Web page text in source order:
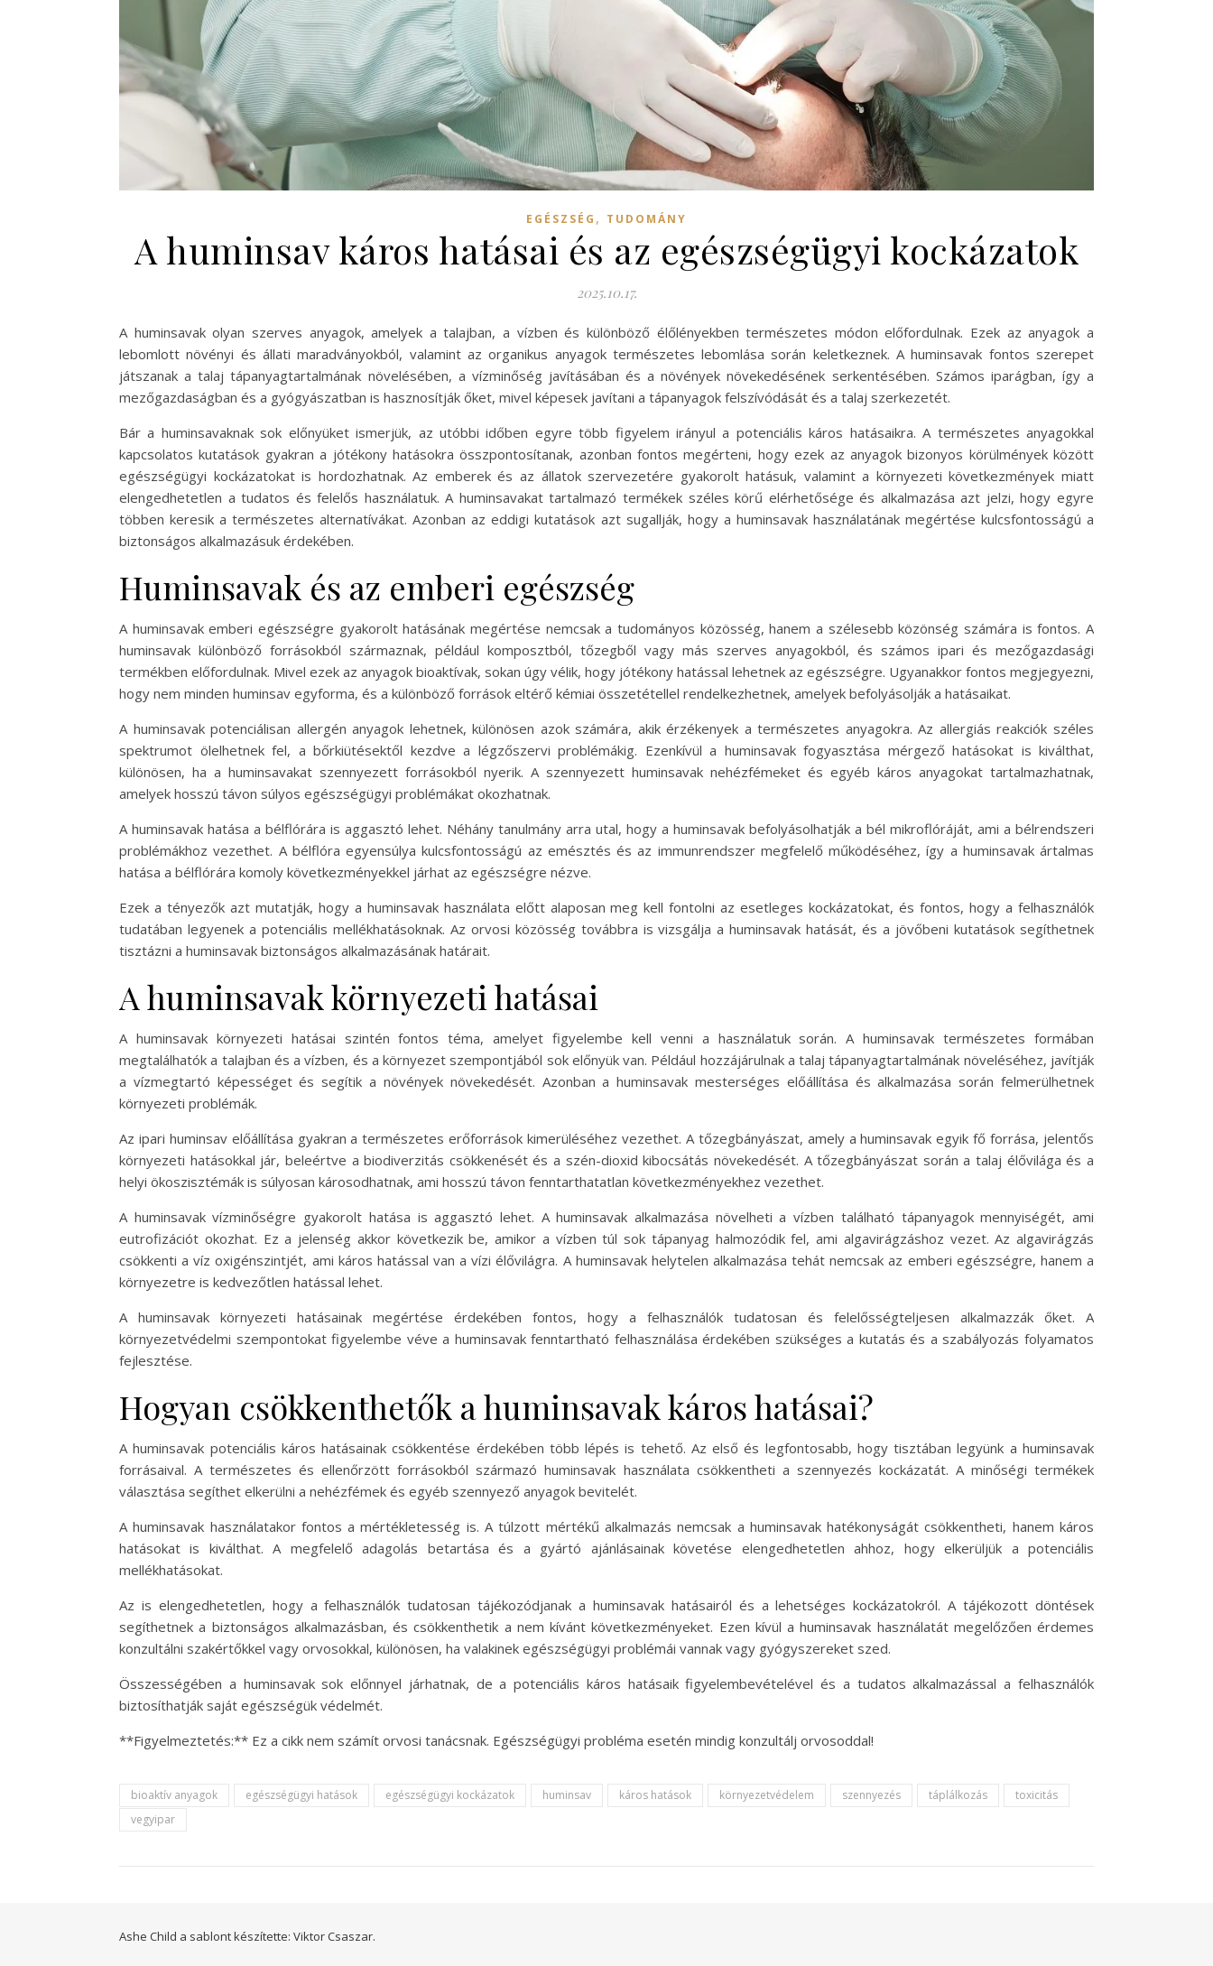
EGÉSZSÉG , TUDOMÁNY
A huminsav káros hatásai és az egészségügyi kockázatok
2025.10.17.
A huminsavak olyan szerves anyagok, amelyek a talajban, a vízben és különböző élőlényekben természetes módon előfordulnak. Ezek az anyagok a
lebomlott növényi és állati maradványokból, valamint az organikus anyagok természetes lebomlása során keletkeznek. A huminsavak fontos szerepet
játszanak a talaj tápanyagtartalmának növelésében, a vízminőség javításában és a növények növekedésének serkentésében. Számos iparágban, így a
mezőgazdaságban és a gyógyászatban is hasznosítják őket, mivel képesek javítani a tápanyagok felszívódását és a talaj szerkezetét.
Bár a huminsavaknak sok előnyüket ismerjük, az utóbbi időben egyre több figyelem irányul a potenciális káros hatásaikra. A természetes anyagokkal
kapcsolatos kutatások gyakran a jótékony hatásokra összpontosítanak, azonban fontos megérteni, hogy ezek az anyagok bizonyos körülmények között
egészségügyi kockázatokat is hordozhatnak. Az emberek és az állatok szervezetére gyakorolt hatásuk, valamint a környezeti következmények miatt
elengedhetetlen a tudatos és felelős használatuk. A huminsavakat tartalmazó termékek széles körű elérhetősége és alkalmazása azt jelzi, hogy egyre
többen keresik a természetes alternatívákat. Azonban az eddigi kutatások azt sugallják, hogy a huminsavak használatának megértése kulcsfontosságú a
biztonságos alkalmazásuk érdekében.
Huminsavak és az emberi egészség
A huminsavak emberi egészségre gyakorolt hatásának megértése nemcsak a tudományos közösség, hanem a szélesebb közönség számára is fontos. A
huminsavak különböző forrásokból származnak, például komposztból, tőzegből vagy más szerves anyagokból, és számos ipari és mezőgazdasági
termékben előfordulnak. Mivel ezek az anyagok bioaktívak, sokan úgy vélik, hogy jótékony hatással lehetnek az egészségre. Ugyanakkor fontos megjegyezni,
hogy nem minden huminsav egyforma, és a különböző források eltérő kémiai összetétellel rendelkezhetnek, amelyek befolyásolják a hatásaikat.
A huminsavak potenciálisan allergén anyagok lehetnek, különösen azok számára, akik érzékenyek a természetes anyagokra. Az allergiás reakciók széles
spektrumot ölelhetnek fel, a bőrkiütésektől kezdve a légzőszervi problémákig. Ezenkívül a huminsavak fogyasztása mérgező hatásokat is kiválthat,
különösen, ha a huminsavakat szennyezett forrásokból nyerik. A szennyezett huminsavak nehézfémeket és egyéb káros anyagokat tartalmazhatnak,
amelyek hosszú távon súlyos egészségügyi problémákat okozhatnak.
A huminsavak hatása a bélflórára is aggasztó lehet. Néhány tanulmány arra utal, hogy a huminsavak befolyásolhatják a bél mikroflóráját, ami a bélrendszeri
problémákhoz vezethet. A bélflóra egyensúlya kulcsfontosságú az emésztés és az immunrendszer megfelelő működéséhez, így a huminsavak ártalmas
hatása a bélflórára komoly következményekkel járhat az egészségre nézve.
Ezek a tényezők azt mutatják, hogy a huminsavak használata előtt alaposan meg kell fontolni az esetleges kockázatokat, és fontos, hogy a felhasználók
tudatában legyenek a potenciális mellékhatásoknak. Az orvosi közösség továbbra is vizsgálja a huminsavak hatását, és a jövőbeni kutatások segíthetnek
tisztázni a huminsavak biztonságos alkalmazásának határait.
A huminsavak környezeti hatásai
A huminsavak környezeti hatásai szintén fontos téma, amelyet figyelembe kell venni a használatuk során. A huminsavak természetes formában
megtalálhatók a talajban és a vízben, és a környezet szempontjából sok előnyük van. Például hozzájárulnak a talaj tápanyagtartalmának növeléséhez, javítják
a vízmegtartó képességet és segítik a növények növekedését. Azonban a huminsavak mesterséges előállítása és alkalmazása során felmerülhetnek
környezeti problémák.
Az ipari huminsav előállítása gyakran a természetes erőforrások kimerüléséhez vezethet. A tőzegbányászat, amely a huminsavak egyik fő forrása, jelentős
környezeti hatásokkal jár, beleértve a biodiverzitás csökkenését és a szén-dioxid kibocsátás növekedését. A tőzegbányászat során a talaj élővilága és a
helyi ökoszisztémák is súlyosan károsodhatnak, ami hosszú távon fenntarthatatlan következményekhez vezethet.
A huminsavak vízminőségre gyakorolt hatása is aggasztó lehet. A huminsavak alkalmazása növelheti a vízben található tápanyagok mennyiségét, ami
eutrofizációt okozhat. Ez a jelenség akkor következik be, amikor a vízben túl sok tápanyag halmozódik fel, ami algavirágzáshoz vezet. Az algavirágzás
csökkenti a víz oxigénszintjét, ami káros hatással van a vízi élővilágra. A huminsavak helytelen alkalmazása tehát nemcsak az emberi egészségre, hanem a
környezetre is kedvezőtlen hatással lehet.
A huminsavak környezeti hatásainak megértése érdekében fontos, hogy a felhasználók tudatosan és felelősségteljesen alkalmazzák őket. A
környezetvédelmi szempontokat figyelembe véve a huminsavak fenntartható felhasználása érdekében szükséges a kutatás és a szabályozás folyamatos
fejlesztése.
Hogyan csökkenthetők a huminsavak káros hatásai?
A huminsavak potenciális káros hatásainak csökkentése érdekében több lépés is tehető. Az első és legfontosabb, hogy tisztában legyünk a huminsavak
forrásaival. A természetes és ellenőrzött forrásokból származó huminsavak használata csökkentheti a szennyezés kockázatát. A minőségi termékek
választása segíthet elkerülni a nehézfémek és egyéb szennyező anyagok bevitelét.
A huminsavak használatakor fontos a mértékletesség is. A túlzott mértékű alkalmazás nemcsak a huminsavak hatékonyságát csökkentheti, hanem káros
hatásokat is kiválthat. A megfelelő adagolás betartása és a gyártó ajánlásainak követése elengedhetetlen ahhoz, hogy elkerüljük a potenciális
mellékhatásokat.
Az is elengedhetetlen, hogy a felhasználók tudatosan tájékozódjanak a huminsavak hatásairól és a lehetséges kockázatokról. A tájékozott döntések
segíthetnek a biztonságos alkalmazásban, és csökkenthetik a nem kívánt következményeket. Ezen kívül a huminsavak használatát megelőzően érdemes
konzultálni szakértőkkel vagy orvosokkal, különösen, ha valakinek egészségügyi problémái vannak vagy gyógyszereket szed.
Összességében a huminsavak sok előnnyel járhatnak, de a potenciális káros hatásaik figyelembevételével és a tudatos alkalmazással a felhasználók
biztosíthatják saját egészségük védelmét.
**Figyelmeztetés:** Ez a cikk nem számít orvosi tanácsnak. Egészségügyi probléma esetén mindig konzultálj orvosoddal!
bioaktív anyagok egészségügyi hatások egészségügyi kockázatok huminsav káros hatások környezetvédelem szennyezés táplálkozás
toxicitás
vegyipar
Ashe Child a sablont készítette: Viktor Csaszar.